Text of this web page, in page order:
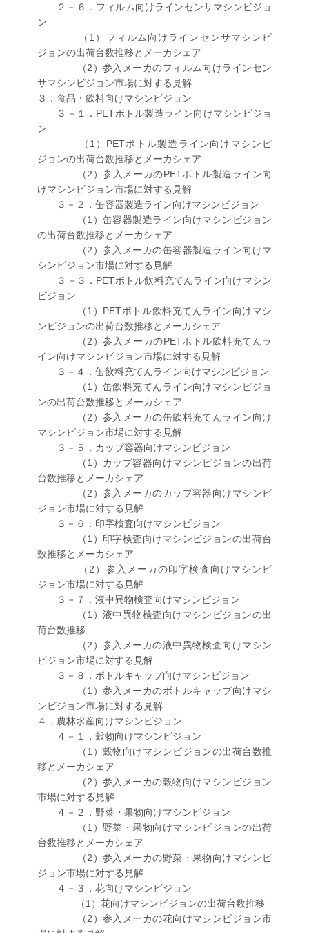
２－６．フィルム向けラインセンサマシンビジョ
ン
（1）フィルム向けラインセンサマシンビ
ジョンの出荷台数推移とメーカシェア
（2）参入メーカのフィルム向けラインセン
サマシンビジョン市場に対する見解
３．食品・飲料向けマシンビジョン
３－１．PETボトル製造ライン向けマシンビジョ
ン
（1）PETボトル製造ライン向けマシンビ
ジョンの出荷台数推移とメーカシェア
（2）参入メーカのPETボトル製造ライン向
けマシンビジョン市場に対する見解
３－２．缶容器製造ライン向けマシンビジョン
（1）缶容器製造ライン向けマシンビジョン
の出荷台数推移とメーカシェア
（2）参入メーカの缶容器製造ライン向けマ
シンビジョン市場に対する見解
３－３．PETボトル飲料充てんライン向けマシン
ビジョン
（1）PETボトル飲料充てんライン向けマシ
ンビジョンの出荷台数推移とメーカシェア
（2）参入メーカのPETボトル飲料充てんラ
イン向けマシンビジョン市場に対する見解
３－４．缶飲料充てんライン向けマシンビジョン
（1）缶飲料充てんライン向けマシンビジョ
ンの出荷台数推移とメーカシェア
（2）参入メーカの缶飲料充てんライン向け
マシンビジョン市場に対する見解
３－５．カップ容器向けマシンビジョン
（1）カップ容器向けマシンビジョンの出荷
台数推移とメーカシェア
（2）参入メーカのカップ容器向けマシンビ
ジョン市場に対する見解
３－６．印字検査向けマシンビジョン
（1）印字検査向けマシンビジョンの出荷台
数推移とメーカシェア
（2）参入メーカの印字検査向けマシンビ
ジョン市場に対する見解
３－７．液中異物検査向けマシンビジョン
（1）液中異物検査向けマシンビジョンの出
荷台数推移
（2）参入メーカの液中異物検査向けマシン
ビジョン市場に対する見解
３－８．ボトルキャップ向けマシンビジョン
（1）参入メーカのボトルキャップ向けマシ
ンビジョン市場に対する見解
４．農林水産向けマシンビジョン
４－１．穀物向けマシンビジョン
（1）穀物向けマシンビジョンの出荷台数推
移とメーカシェア
（2）参入メーカの穀物向けマシンビジョン
市場に対する見解
４－２．野菜・果物向けマシンビジョン
（1）野菜・果物向けマシンビジョンの出荷
台数推移とメーカシェア
（2）参入メーカの野菜・果物向けマシンビ
ジョン市場に対する見解
４－３．花向けマシンビジョン
（1）花向けマシンビジョンの出荷台数推移
（2）参入メーカの花向けマシンビジョン市